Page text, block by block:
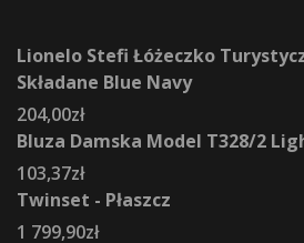
Lionelo Stefi Łóżeczko
Składane Blue Navy
204,00zł
Bluza Damska Model T328/2
103,37zł
Twinset - Płaszcz
1 799,90zł